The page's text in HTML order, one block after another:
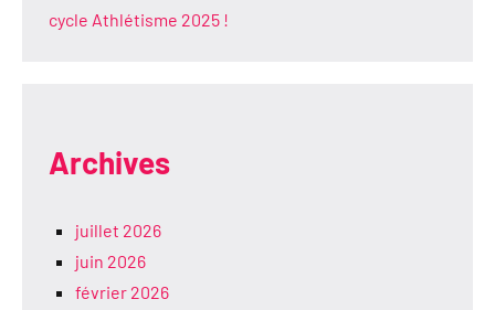
cycle Athlétisme 2025 !
Archives
juillet 2026
juin 2026
février 2026